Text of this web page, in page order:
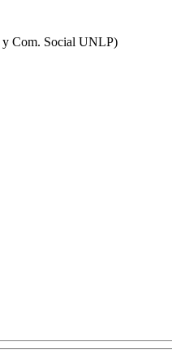
y Com. Social UNLP)